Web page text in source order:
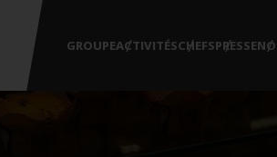
GROUPE /
ACTIVITÉS /
CHEFS /
PRESSE /